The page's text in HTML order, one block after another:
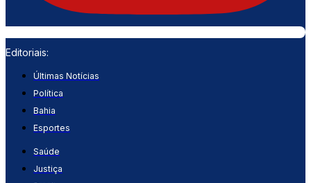
Editoriais:
Últimas Notícias
Política
Bahia
Esportes
Saúde
Justiça